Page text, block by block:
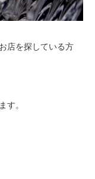
店を探している方
す。